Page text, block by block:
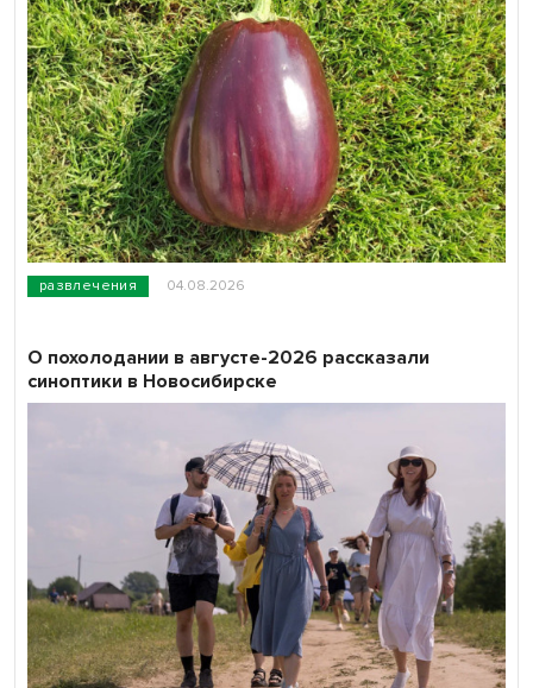
развлечения 04.08.2026
О похолодании в августе-2026 рассказали
синоптики в Новосибирске